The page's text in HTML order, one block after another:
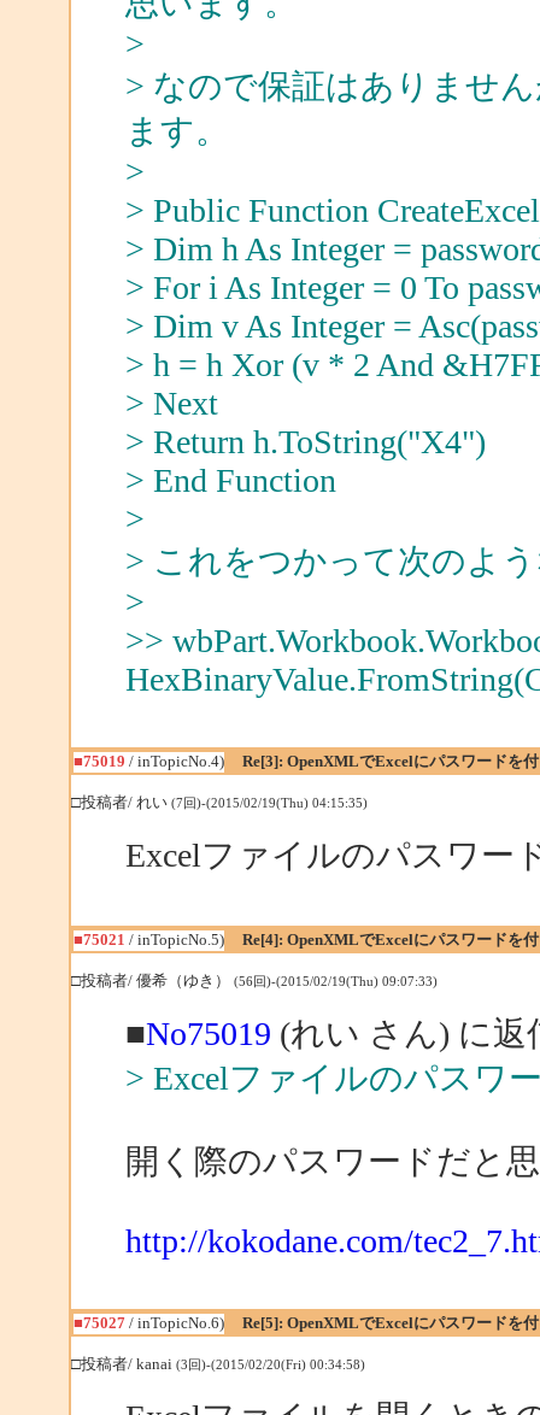
>
> なので保証はありませ
ます。
>
> Public Function
> Dim h As Integer =
> For i As Integer = 0 To
> Dim v As Integer =
> h = h Xor (v * 2 And
> Next
> Return h.ToString("X4")
> End Function
>
> これをつかって次のよ
>
>>
■75019 / inTopicNo.4) Re[3]: OpenXMLでExcelにパスワードを
□投稿者/ れい (7回)-(2015/02/19(Thu) 04:15:35)
Excelファイルのパスワー
■75021 / inTopicNo.5) Re[4]: OpenXMLでExcelにパスワードを
□投稿者/ 優希（ゆき） (56回)-(2015/02/19(Thu) 09:07:33)
■No75019 (れい さん) に返
> Excelファイルのパスワ
開く際のパスワードだと
http://kokodane.com/
■75027/ inTopicNo.6) Re[5]: OpenXMLでExcelにパスワードを
□投稿者/ kanai (3回)-(2015/02/20(Fri) 00:34:58)